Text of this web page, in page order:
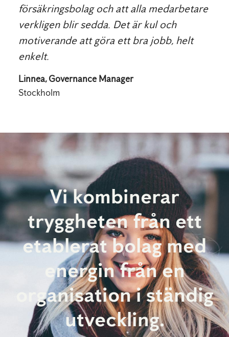
försäkringsbolag och att alla medarbetare
verkligen blir sedda. Det är kul och
motiverande att göra ett bra jobb, helt
enkelt.
Linnea, Governance Manager
Stockholm
Vi kombinerar
tryggheten från ett
etablerat bolag med
energin från en
organisation i ständig
utveckling.